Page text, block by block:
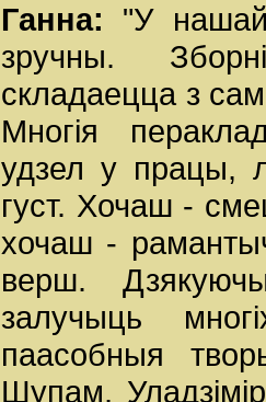
Ганна: "У
зручны.
складаецца з
Многія
удзел у працы,
густ. Хочаш -
хочаш -
верш.
залучыць
паасобныя
Шупам,